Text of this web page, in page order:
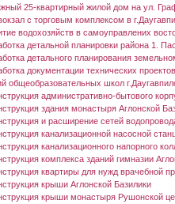
25-квартирный жилой дом на ул.
с торговым комплексом в
водохозяйств в самоуправлених
детальной планировки района 1.
детального планирования
документации технических
общеобразовательных школ
административно-бытового
здания монастыря Аглонской
и расширение сетей
канализационной насосной
канализационного напорного
комплекса зданий гимназии
квартиры для нужд врачебной
крыши Аглонской Базилики
крыши монастыря Рушонской